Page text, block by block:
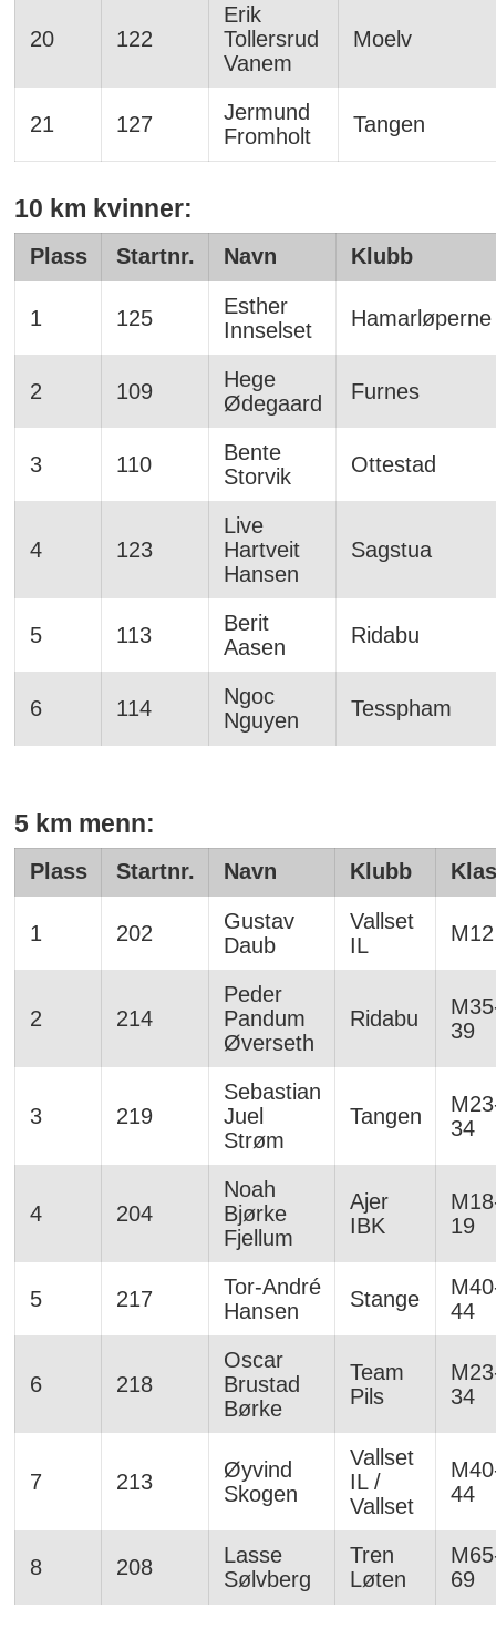
20 122
Erik
Tollersrud
Vanem
Moelv
21 127
Jermund
Fromholt
Tangen
10 km kvinner:
Plass Startnr. Navn Klubb
1 125
Esther
Innselset
Hamarløperne
2 109
Hege
Ødegaard
Furnes
3 110
Bente
Storvik
Ottestad
4 123
Live
Hartveit
Hansen
Sagstua
5 113
Berit
Aasen
Ridabu
6 114
Ngoc
Nguyen
Tesspham
5 km menn:
Plass Startnr. Navn Klubb
1 202
Gustav
Daub
Vallset
IL
M12
2 214
Peder
Pandum
Øverseth
Ridabu
39
3 219
Sebastian
Juel
Strøm
Tangen
34
4 204
Noah
Bjørke
Fjellum
Ajer
IBK
19
5 217
Tor-André
Hansen
Stange
44
6 218
Oscar
Brustad
Børke
Team
Pils
34
7 213
Øyvind
Skogen
Vallset
IL /
Vallset
44
8 208
Lasse
Sølvberg
Tren
Løten
69